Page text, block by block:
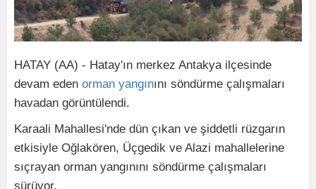
HATAY (AA) - Hatay'ın merkez Antakya ilçesinde
devam eden orman yangınını söndürme çalışmaları
havadan görüntülendi.
Karaali Mahallesi'nde dün çıkan ve şiddetli rüzgarın
etkisiyle Oğlakören, Üçgedik ve Alazi mahallelerine
sıçrayan orman yangınını söndürme çalışmaları
sürüyor.